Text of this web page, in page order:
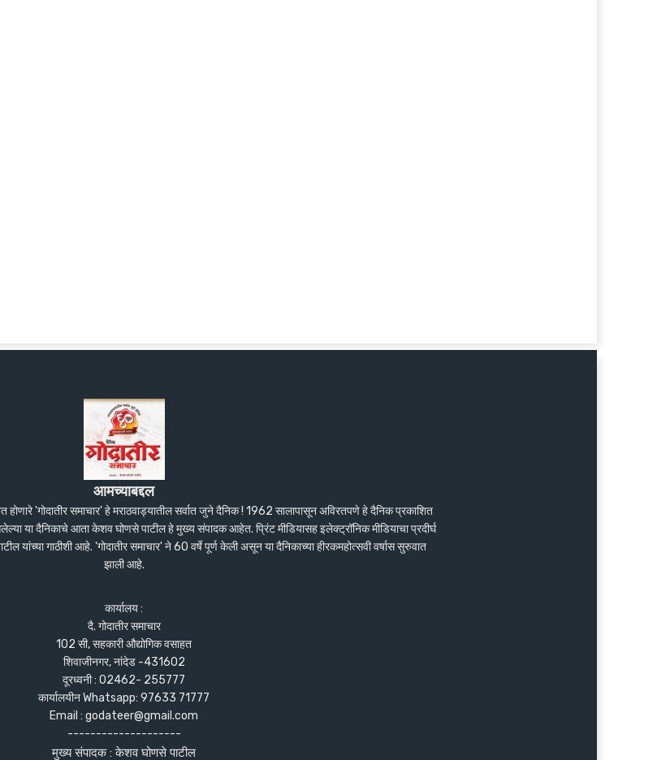
आमच्याबद्दल
होणारे 'गोदातीर समाचार' हे मराठवाड्यातील सर्वात जुने दैनिक ! 1962 सालापासून अविरतपणे हे दैनिक प्रकाशित
या दैनिकाचे आता केशव घोणसे पाटील हे मुख्य संपादक आहेत. प्रिंट मीडियासह इलेक्ट्रॉनिक मीडियाचा प्रदीर्घ
गाठीशी आहे. 'गोदातीर समाचार' ने 60 वर्षे पूर्ण केली असून या दैनिकाच्या हीरकमहोत्सवी वर्षास सुरुवात
झाली आहे.
कार्यालय :
दै. गोदातीर समाचार
102 सी, सहकारी औद्योगिक वसाहत
शिवाजीनगर, नांदेड -431602
दूरध्वनी : 02462- 255777
कार्यालयीन Whatsapp: 97633 71777
Email : godateer@gmail.com
--------------------
मुख्य संपादक : केशव घोणसे पाटील